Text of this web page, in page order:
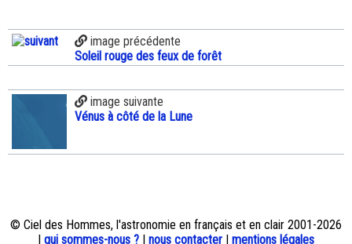
image précédente
Soleil rouge des feux de forêt
image suivante
Vénus à côté de la Lune
© Ciel des Hommes, l'astronomie en français et en clair 2001-2026
qui sommes-nous ? nous contacter mentions légales